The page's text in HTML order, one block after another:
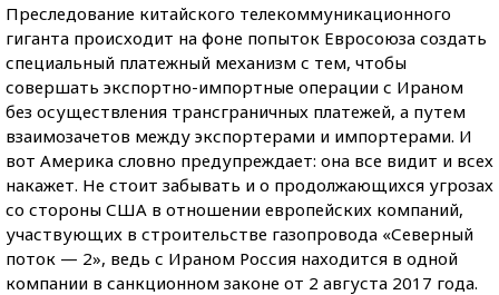
Преследование китайского телекоммуникационного
гиганта происходит на фоне попыток Евросоюза создать
специальный платежный механизм с тем, чтобы
совершать экспортно-импортные операции с Ираном
без осуществления трансграничных платежей, а путем
взаимозачетов между экспортерами и импортерами. И
вот Америка словно предупреждает: она все видит и всех
накажет. Не стоит забывать и о продолжающихся угрозах
со стороны США в отношении европейских компаний,
участвующих в строительстве газопровода «Северный
поток — 2», ведь с Ираном Россия находится в одной
компании в санкционном законе от 2 августа 2017 года.